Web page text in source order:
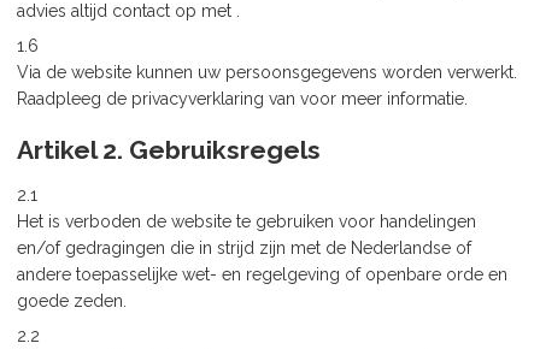
advies altijd contact op met .
1.6
Via de website kunnen uw persoonsgegevens worden verwerkt.
Raadpleeg de privacyverklaring van voor meer informatie.
Artikel 2. Gebruiksregels
2.1
Het is verboden de website te gebruiken voor handelingen
en/of gedragingen die in strijd zijn met de Nederlandse of
andere toepasselijke wet- en regelgeving of openbare orde en
goede zeden.
2.2